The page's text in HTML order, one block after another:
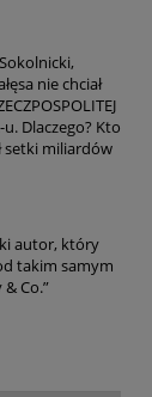
nie chciał
Dlaczego? Kto
setki miliardów
autor, który
takim samym
Co.”